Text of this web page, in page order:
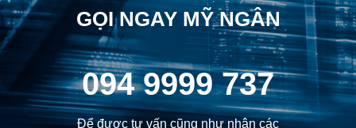
GỌI NGAY MỸ NGÂN
094 9999 737
Để được tư vấn cũng như nhận các